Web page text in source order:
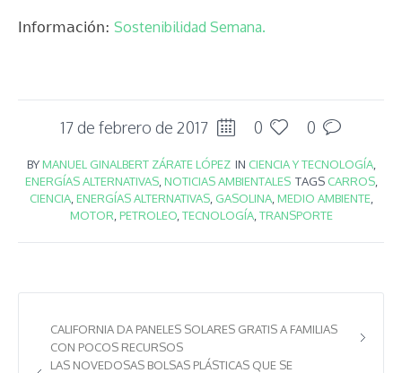
Información: Sostenibilidad Semana.
17 de febrero de 2017 0 0
BYMANUEL GINALBERT ZÁRATE LÓPEZ IN CIENCIA Y TECNOLOGÍA,
ENERGÍAS ALTERNATIVAS, NOTICIAS AMBIENTALES TAGS CARROS,
CIENCIA, ENERGÍAS ALTERNATIVAS, GASOLINA, MEDIO AMBIENTE,
MOTOR PETROLEO, TECNOLOGÍA, TRANSPORTE
CALIFORNIA DA PANELES SOLARES GRATIS A FAMILIAS
CON POCOS RECURSOS
LAS NOVEDOSAS BOLSAS PLÁSTICAS QUE SE